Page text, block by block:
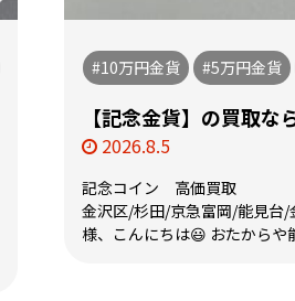
#10万円金貨 #5万円金貨
【記念金貨】の買取
2026.8.5
記念コイン 高価買取
金沢区/杉田/京急富岡/能見台
様、こんにちは😃 おたからや